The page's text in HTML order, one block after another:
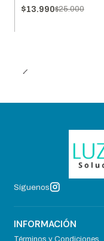
$13.990$25.000
Síguenos
INFORMACIÓN
Términos y Condiciones